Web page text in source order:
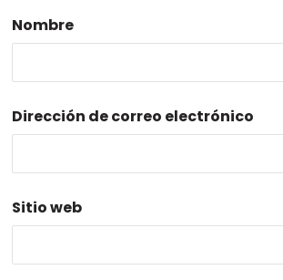
Nombre
Dirección de correo electrónico
Sitio web